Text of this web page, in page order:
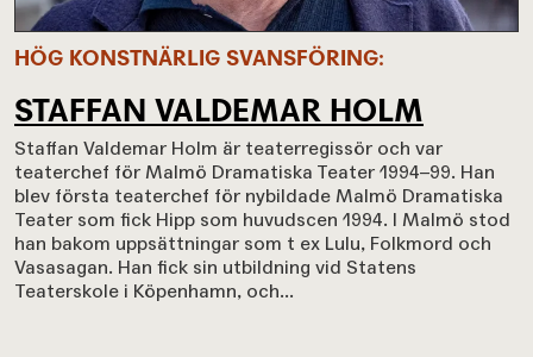
HÖG KONSTNÄRLIG SVANSFÖRING
STAFFAN VALDEMAR HOLM
Staffan Valdemar Holm är teaterregissör och var
teaterchef för Malmö Dramatiska Teater 1994–99. Han
blev första teaterchef för nybildade Malmö Dramatiska
Teater som fick Hipp som huvudscen 1994. I Malmö stod
han bakom uppsättningar som t ex Lulu, Folkmord och
Vasasagan. Han fick sin utbildning vid Statens
Teaterskole i Köpenhamn, och...